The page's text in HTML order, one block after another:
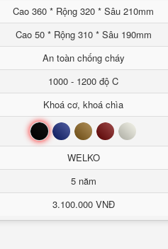
Cao 360 * Rộng 320 * Sâu 210mm
Cao 50 * Rộng 310 * Sâu 190mm
An toàn chống cháy
1000 - 1200 độ C
Khoá cơ, khoá chìa
Đen Xanh Nâu Đỏ Trắng
WELKO
5 năm
3.100.000 VNĐ